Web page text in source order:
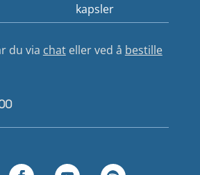
kapsler
du via chateller ved å bestille